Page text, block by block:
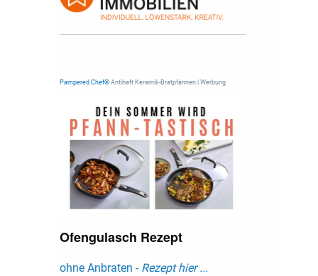
Pampered Chef®Antihaft Keramik-Bratpfannen | Werbung
Ofengulasch Rezept
ohne Anbraten - Rezept hier ...